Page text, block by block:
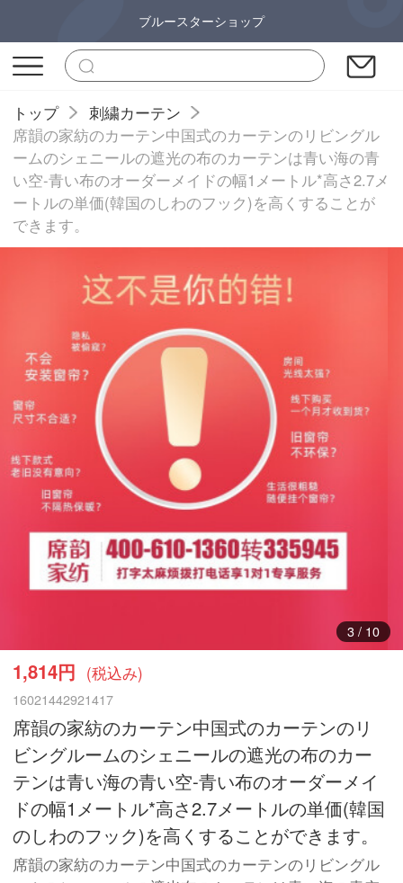
ブルースターショップ
トップ
刺繍カーテン
席韻の家紡のカーテン中国式のカーテンのリビングル
ームのシェニールの遮光の布のカーテンは青い海の青
い空-青い布のオーダーメイドの幅1メートル*高さ2.7メ
ートルの単価(韓国のしわのフック)を高くすることが
できます。
3/ 10
1,814円 (税込み)
16021442921417
席韻の家紡のカーテン中国式のカーテンのリ
ビングルームのシェニールの遮光の布のカー
テンは青い海の青い空-青い布のオーダーメイ
ドの幅1メートル*高さ2.7メートルの単価(韓国
のしわのフック)を高くすることができます。
席韻の家紡のカーテン中国式のカーテンのリビングル